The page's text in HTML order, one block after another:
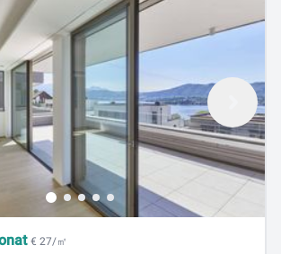
€ 27/㎡